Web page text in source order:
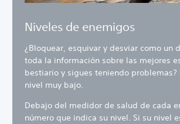
Niveles de enemigos
¿Bloquear, esquivar y desviar como un
toda la información sobre las mejores
bestiario y sigues teniendo problemas?
nivel muy bajo.
Debajo del medidor de salud de cada
número que indica su nivel. Si su nivel